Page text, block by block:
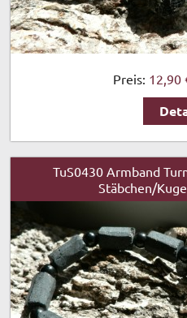
Preis: 12,90
TuS0430 Armband
Stäbchen/